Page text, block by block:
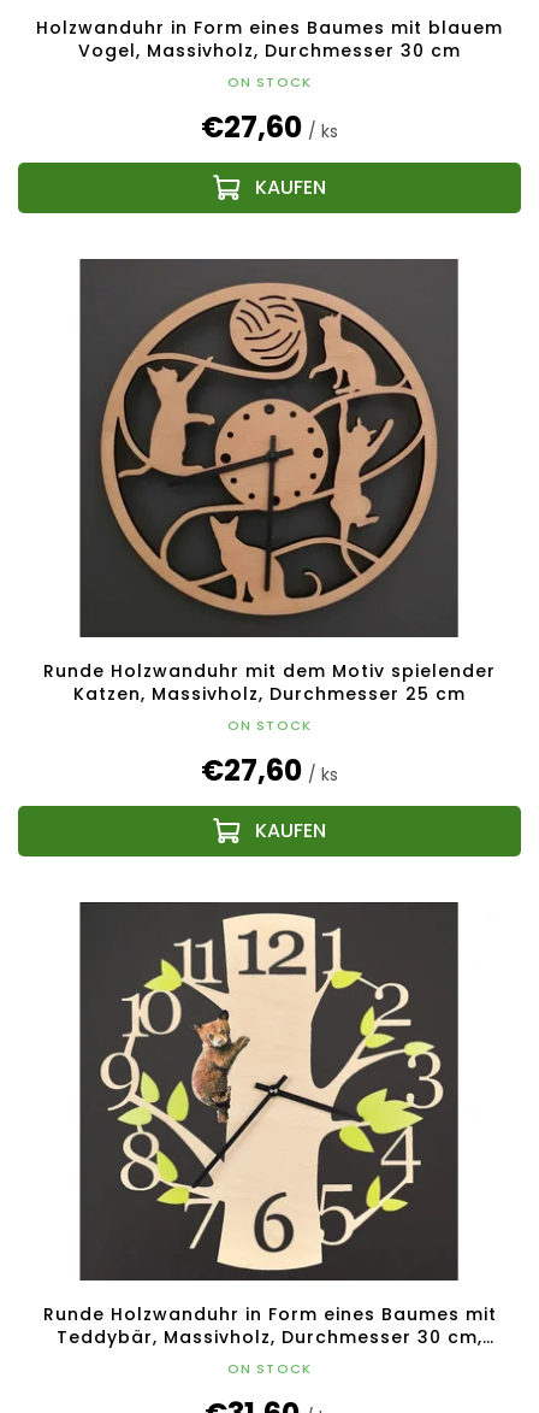
Holzwanduhr in Form eines Baumes mit blauem
Vogel, Massivholz, Durchmesser 30 cm
ON STOCK
€27,60 / ks
Runde Holzwanduhr mit dem Motiv spielender
Katzen, Massivholz, Durchmesser 25 cm
ON STOCK
€27,60 / ks
Runde Holzwanduhr in Form eines Baumes mit
Teddybär, Massivholz, Durchmesser 30 cm,
tschechisches Produkt
ON STOCK